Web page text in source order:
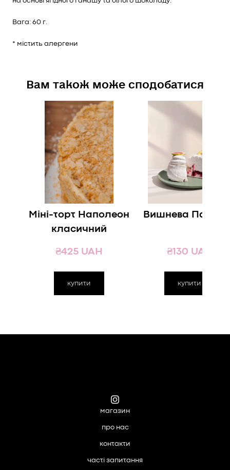
Вага: 60 г.
* містить алергени
Вам також може сподобатися
Міні-торт Наполеон
класичний
₴425 UAH
купити
Вишнева
₴130 UAH
купити
магазин
про нас
контакти
часті запитання